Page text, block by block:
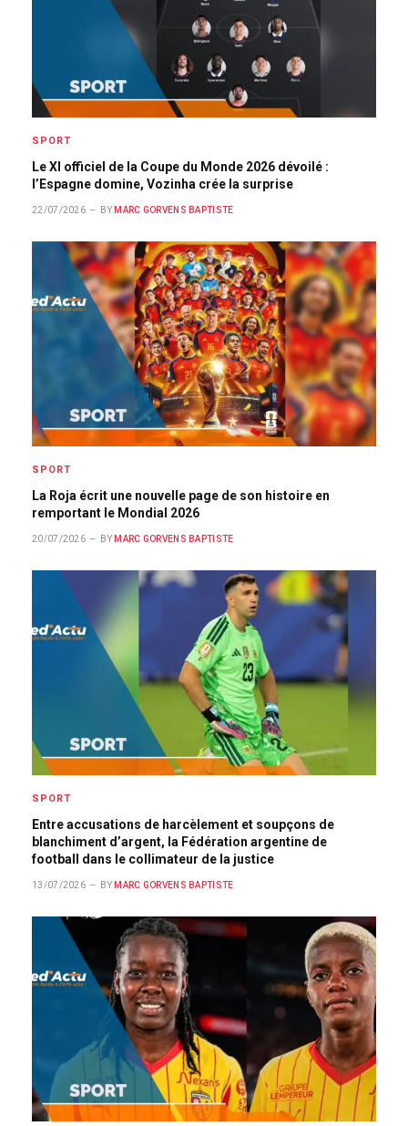
SPORT
Le XI officiel de la Coupe du Monde 2026 dévoilé :
l’Espagne domine, Vozinha crée la surprise
22/07/2026 BY MARC GORVENS BAPTISTE
SPORT
La Roja écrit une nouvelle page de son histoire en
remportant le Mondial 2026
20/07/2026 BY MARC GORVENS BAPTISTE
SPORT
Entre accusations de harcèlement et soupçons de
blanchiment d’argent, la Fédération argentine de
football dans le collimateur de la justice
13/07/2026 BY MARC GORVENS BAPTISTE